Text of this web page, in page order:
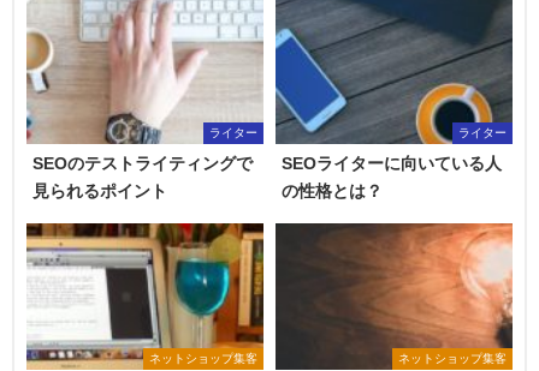
ライター
SEOのテストライティングで
見られるポイント
ライター
SEOライターに向いている人
の性格とは？
ネットショップ集客 ネットショップ集客